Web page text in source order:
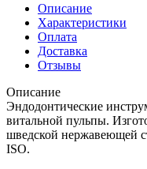
Описание
Характеристики
Оплата
Доставка
Отзывы
Описание
Эндодонтические
витальной пульпы.
шведской нержавеющей
ISO.